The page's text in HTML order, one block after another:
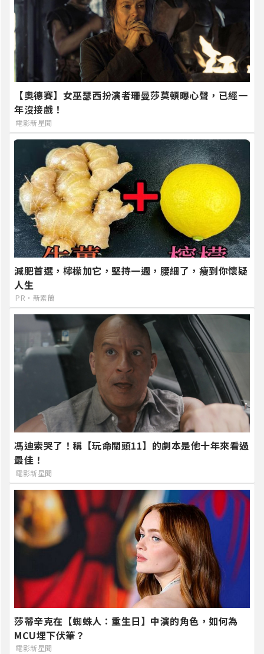
【奧德賽】女巫瑟西扮演者珊曼莎莫頓曝心聲，已經一
年沒接戲！
電影新星聞
減肥首選，檸檬加它，堅持一週，腰細了，瘦到你懷疑
人生
PR・新素簡
馮迪索哭了！稱【玩命關頭11】的劇本是他十年來看過
最佳！
電影新星聞
莎蒂辛克在【蜘蛛人：重生日】中演的角色，如何為
MCU埋下伏筆？
電影新星聞